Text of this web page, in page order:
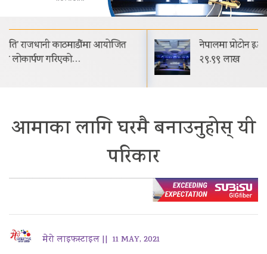
नेपालमा प्रोटोन इ.मास ५ सार्वजनिक सुरुवाती मूल्य रू.
२९.९९ लाख
आमाका लागि घरमै बनाउनुहोस् यी
परिकार
मेरो लाइफस्टाइल || 11 MAY, 2021